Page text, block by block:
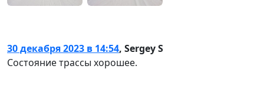
30 декабря 2023 в 14:54, Sergey S
Состояние трассы хорошее.